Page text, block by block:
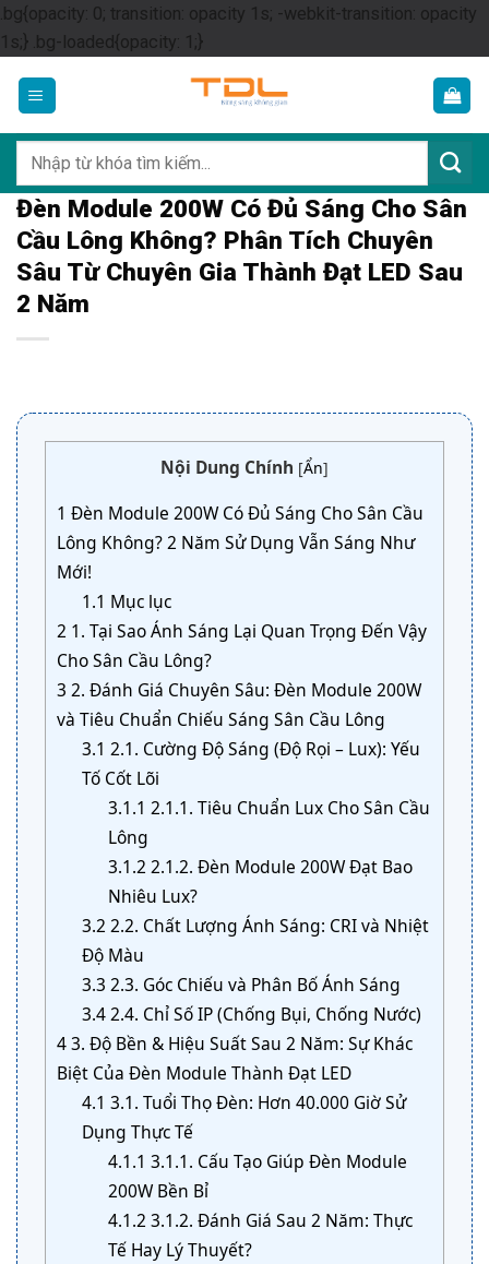
.bg{opacity: 0; transition: opacity 1s; -webkit-transition: opacity
1s;} .bg-loaded{opacity: 1;}Skip
content
kiếm:
Đèn Module 200W Có Đủ Sáng Cho Sân
Cầu Lông Không? Phân Tích Chuyên
Sâu Từ Chuyên Gia Thành Đạt LED Sau
2 Năm
Nội Dung Chính [Ẩn]
1 Đèn Module 200W Có Đủ Sáng Cho Sân Cầu
Lông Không? 2 Năm Sử Dụng Vẫn Sáng Như
Mới!
1.1 Mục lục
2 1. Tại Sao Ánh Sáng Lại Quan Trọng Đến Vậy
Cho Sân Cầu Lông?
3 2. Đánh Giá Chuyên Sâu: Đèn Module 200W
và Tiêu Chuẩn Chiếu Sáng Sân Cầu Lông
3.1 2.1. Cường Độ Sáng (Độ Rọi – Lux): Yếu
Tố Cốt Lõi
3.1.1 2.1.1. Tiêu Chuẩn Lux Cho Sân Cầu
Lông
3.1.2 2.1.2. Đèn Module 200W Đạt Bao
Nhiêu Lux?
3.2 2.2. Chất Lượng Ánh Sáng: CRI và Nhiệt
Độ Màu
3.3 2.3. Góc Chiếu và Phân Bố Ánh Sáng
3.42.4. Chỉ Số IP (Chống Bụi, Chống Nước)
43. Độ Bền & Hiệu Suất Sau 2 Năm: Sự Khác
Biệt Của Đèn Module Thành Đạt LED
4.1 3.1. Tuổi Thọ Đèn: Hơn 40.000 Giờ Sử
Dụng Thực Tế
4.1.1 3.1.1. Cấu Tạo Giúp Đèn Module
200W Bền Bỉ
4.1.2 3.1.2. Đánh Giá Sau 2 Năm: Thực
Tế Hay Lý Thuyết?